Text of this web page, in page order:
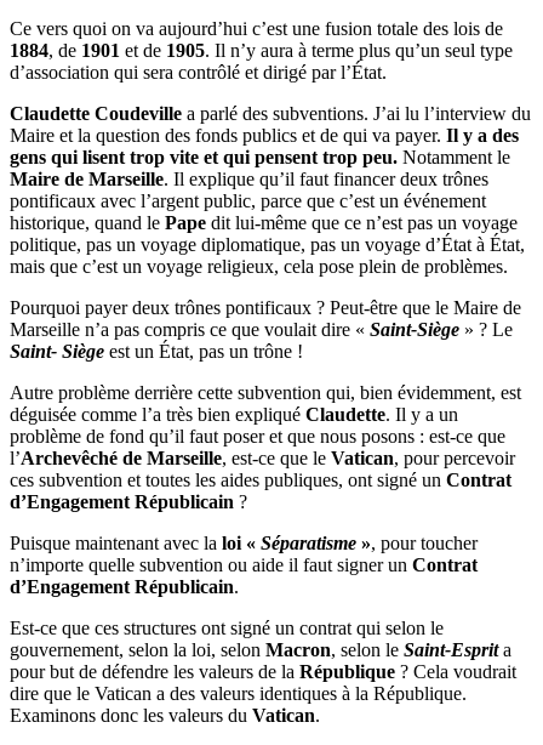
Ce vers quoi on va aujourd’hui c’est une fusion totale des lois de
1884, de 1901 et de 1905. Il n’y aura à terme plus qu’un seul type
d’association qui sera contrôlé et dirigé par l’État.
Claudette Coudeville a parlé des subventions. J’ai lu l’interview du
Maire et la question des fonds publics et de qui va payer. Il y a des
gens qui lisent trop vite et qui pensent trop peu. Notamment le
Maire de Marseille. Il explique qu’il faut financer deux trônes
pontificaux avec l’argent public, parce que c’est un événement
historique, quand le Pape dit lui-même que ce n’est pas un voyage
politique, pas un voyage diplomatique, pas un voyage d’État à État,
mais que c’est un voyage religieux, cela pose plein de problèmes.
Pourquoi payer deux trônes pontificaux ? Peut-être que le Maire de
Marseille n’a pas compris ce que voulait dire « Saint-Siège » ? Le
Saint- Siège est un État, pas un trône !
Autre problème derrière cette subvention qui, bien évidemment, est
déguisée comme l’a très bien expliqué Claudette. Il y a un
problème de fond qu’il faut poser et que nous posons : est-ce que
l’Archevêché de Marseille, est-ce que le Vatican, pour percevoir
ces subvention et toutes les aides publiques, ont signé un Contrat
d’Engagement Républicain ?
Puisque maintenant avec la loi « Séparatisme », pour toucher
n’importe quelle subvention ou aide il faut signer un Contrat
d’Engagement Républicain.
Est-ce que ces structures ont signé un contrat qui selon le
gouvernement, selon la loi, selon Macron, selon le Saint-Esprita
pour but de défendre les valeurs de la République ? Cela voudrait
dire que le Vatican a des valeurs identiques à la République.
Examinons donc les valeurs du Vatican.